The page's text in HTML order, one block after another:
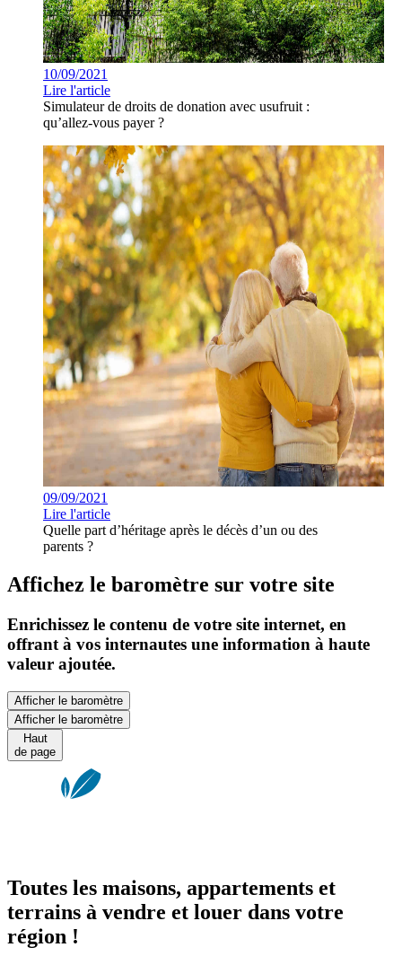
10/09/2021
Lire l'article
Simulateur de droits de donation avec usufruit :
qu’allez-vous payer ?
09/09/2021
Lire l'article
Quelle part d’héritage après le décès d’un ou des
parents ?
Affichez le baromètre sur votre site
Enrichissez le contenu de votre site internet, en
offrant à vos internautes une information à haute
valeur ajoutée.
Afficher le baromètre
Afficher le baromètre
Haut
de page
Toutes les maisons, appartements et
terrains à vendre et louer dans votre
région !